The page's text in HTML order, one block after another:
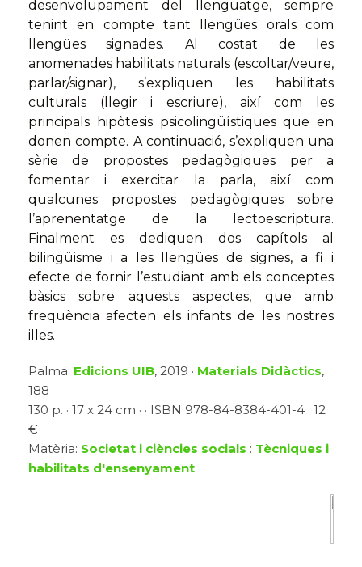
desenvolupament del llenguatge, sempre
tenint en compte tant llengües orals com
llengües signades. Al costat de les
anomenades habilitats naturals (escoltar/veure,
parlar/signar), s’expliquen les habilitats
culturals (llegir i escriure), així com les
principals hipòtesis psicolingüístiques que en
donen compte. A continuació, s’expliquen una
sèrie de propostes pedagògiques per a
fomentar i exercitar la parla, així com
qualcunes propostes pedagògiques sobre
l’aprenentatge de la lectoescriptura.
Finalment es dediquen dos capítols al
bilingüisme i a les llengües de signes, a fi i
efecte de fornir l’estudiant amb els conceptes
bàsics sobre aquests aspectes, que amb
freqüència afecten els infants de les nostres
illes.
Palma: Edicions UIB, 2019 · Materials Didàctics,
188
130 p. · 17 x 24 cm · · ISBN 978-84-8384-401-4 · 12
€
Matèria: Societat i ciències socials : Tècniques i
habilitats d'ensenyament